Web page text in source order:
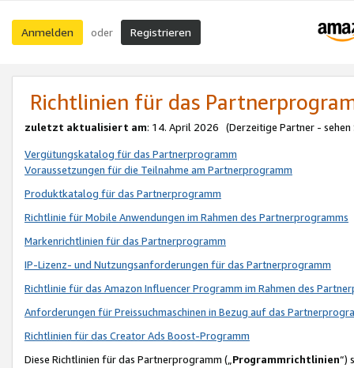
Anmelden oder Registrieren
Richtlinien für das
zuletzt aktualisiert am: 14. April 2026 (Derzeitige Partner - sehen
Vergütungskatalog für das Partnerprogramm
Voraussetzungen für die Teilnahme am Partnerprogramm
Produktkatalog für das Partnerprogramm
Richtlinie für Mobile Anwendungen im Rahmen des Partnerprogramms
Markenrichtlinien für das Partnerprogramm
IP-Lizenz- und Nutzungsanforderungen für das Partnerprogramm
Richtlinie für das Amazon Influencer Programm im Rahmen des
Anforderungen für Preissuchmaschinen in Bezug auf das
Richtlinien für das Creator Ads Boost-Programm
Diese Richtlinien für das Partnerprogramm („Programmrichtlinien“)